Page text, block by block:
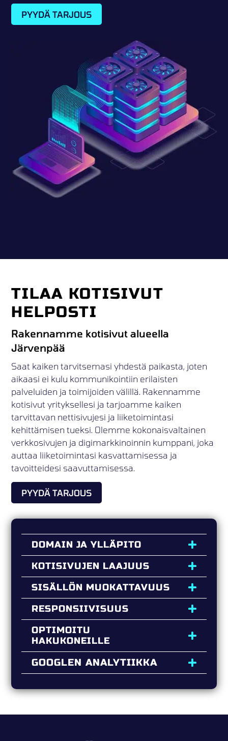
PYYDÄ TARJOUS
TILAA KOTISIVUT
HELPOSTI
Rakennamme kotisivut alueella
Järvenpää
Saat kaiken tarvitsemasi yhdestä paikasta, joten
aikaasi ei kulu kommunikointiin erilaisten
palveluiden ja toimijoiden välillä. Rakennamme
kotisivut yrityksellesi ja tarjoamme kaiken
tarvittavan nettisivujesi ja liiketoimintasi
kehittämisen tueksi. Olemme kokonaisvaltainen
verkkosivujen ja digimarkkinoinnin kumppani, joka
auttaa liiketoimintasi kasvattamisessa ja
tavoitteidesi saavuttamisessa.
PYYDÄ TARJOUS
DOMAIN JA YLLÄPITO
KOTISIVUJEN LAAJUUS
SISÄLLÖN MUOKATTAVUUS
RESPONSIIVISUUS
OPTIMOITU
HAKUKONEILLE
GOOGLEN ANALYTIIKKA